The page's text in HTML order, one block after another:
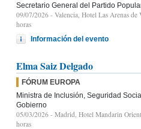
Secretario General del Partido
09/07/2026 - Valencia, Hotel Las Arenas
horas
Información del evento
Elma Saiz Delgado
FÓRUM EUROPA
Ministra de Inclusión, Seguridad
Gobierno
05/03/2026 - Madrid, Hotel Mandarin
horas